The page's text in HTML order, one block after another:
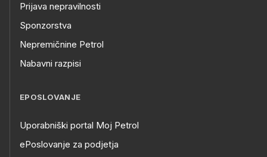
Prijava nepravilnosti
Sponzorstva
Nepremičnine Petrol
Nabavni razpisi
EPOSLOVANJE
Uporabniški portal Moj Petrol
ePoslovanje za podjetja